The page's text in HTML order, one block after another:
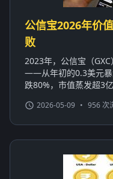
公信宝2026年价
败
2023年，公信宝（
——从年初的0.3美元暴
跌80%，市值蒸发超3
2026-05-09 • 956 次